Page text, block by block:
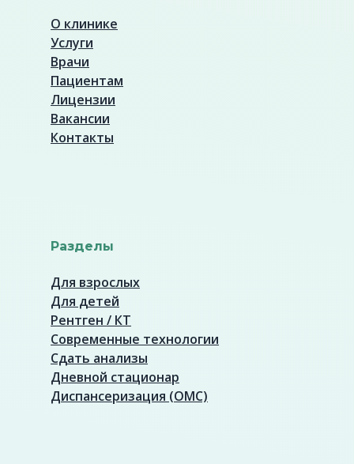
Для взрослых
Для детей
Рентген / КТ
Современные технологии
Сдать анализы
Дневной стационар
Диспансеризация (ОМС)
Разделы
О клинике
Услуги
Врачи
Пациентам
Лицензии
Вакансии
Контакты